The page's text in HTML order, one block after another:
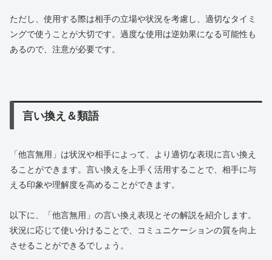
ただし、使用する際は相手の立場や状況を考慮し、適切なタイミ
ングで使うことが大切です。過度な使用は逆効果になる可能性も
あるので、注意が必要です。
言い換え＆類語
「他言無用」は状況や相手によって、より適切な表現に言い換え
ることができます。言い換えを上手く活用することで、相手に与
える印象や理解度を高めることができます。
以下に、「他言無用」の言い換え表現とその解説を紹介します。
状況に応じて使い分けることで、コミュニケーションの質を向上
させることができるでしょう。